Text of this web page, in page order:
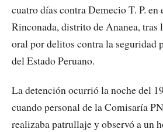
cuatro días contra Demecio T. P.
Rinconada, distrito de Ananea,
oral por delitos contra la seguridad
del Estado Peruano.
La detención ocurrió la noche del
cuando personal de la Comisaría
realizaba patrullaje y observó a un